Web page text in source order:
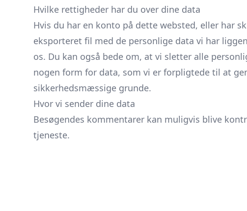
Hvilke rettigheder har du over dine data
Hvis du har en konto på dette websted, eller har
eksporteret fil med de personlige data vi har
os. Du kan også bede om, at vi sletter alle
nogen form for data, som vi er forpligtede til at
sikkerhedsmæssige grunde.
Hvor vi sender dine data
Besøgendes kommentarer kan muligvis blive
tjeneste.